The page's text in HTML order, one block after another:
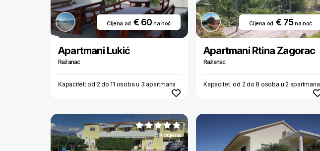
Cijena od € 60na noć
Apartmani Lukić
Ražanac
Kapacitet: od 2 do 11 osoba u 3 apartmana
Cijena od € 75na noć
Apartmani Rtina Zagorac
Ražanac
Kapacitet: od 2 do 8 osoba u 2 apartmana
59 ocjena